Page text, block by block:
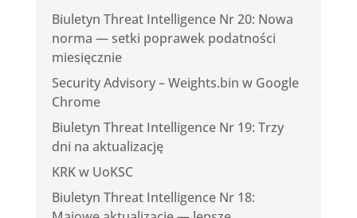
Biuletyn Threat Intelligence Nr 20: Nowa
norma — setki poprawek podatności
miesięcznie
Security Advisory – Weights.bin w Google
Chrome
Biuletyn Threat Intelligence Nr 19: Trzy
dni na aktualizację
KRK w UoKSC
Biuletyn Threat Intelligence Nr 18: